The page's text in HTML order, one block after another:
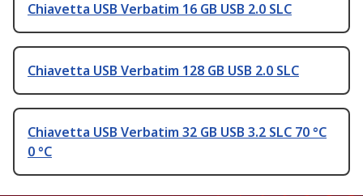
Chiavetta USB Verbatim 16 GB USB 2.0 SLC
Chiavetta USB Verbatim 128 GB USB 2.0 SLC
Chiavetta USB Verbatim 32 GB USB 3.2 SLC 70 °C
0 °C